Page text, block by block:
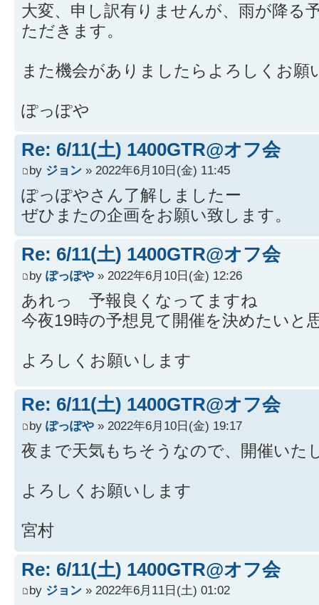
大変、申し訳有りませんが、雨が降る
ただきます。
また機会がありましたらよろしくお願
ぽっぽや
Re: 6/11(土) 1400GTR@オフ会
by ジョン » 2022年6月10日(金) 11:45
ぽっぽやさん了解しましたー
ぜひまたの企画をお願い致します。
Re: 6/11(土) 1400GTR@オフ会
by ぽっぽや » 2022年6月10日(金) 12:26
あれっ 予報良くなってますね
今夜19時の予想見て開催を決めたいと
よろしくお願いします
Re: 6/11(土) 1400GTR@オフ会
by ぽっぽや » 2022年6月10日(金) 19:17
夜まで天気もちそうなので、開催いた
よろしくお願いします
宮村
Re: 6/11(土) 1400GTR@オフ会
by ジョン » 2022年6月11日(土) 01:02